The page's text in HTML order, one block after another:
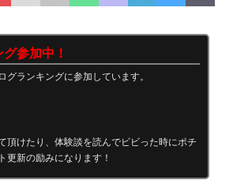
参加中！
グランキングに参加しています。
頂けたり、体験談を読んでビビった時にポチ
更新の励みになります！